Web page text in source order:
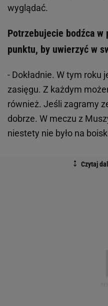
wyglądać.
Potrzebujecie bodźca w
punktu, by uwierzyć w
- Dokładnie. W tym roku
zasięgu. Z każdym
również. Jeśli zagramy
dobrze. W meczu z
niestety nie było na